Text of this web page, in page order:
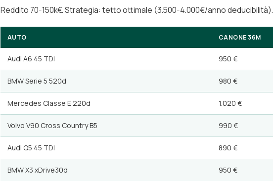
Reddito 70-150k€. Strategia: tetto ottimale (3.500-4.000€/anno deducibilità).
AUTO CANONE 36M
Audi A6 45 TDI 950 €
BMW Serie 5 520d 980 €
Mercedes Classe E 220d 1.020 €
Volvo V90 Cross Country B5 990 €
Audi Q5 45 TDI 890 €
BMW X3 xDrive30d 950 €